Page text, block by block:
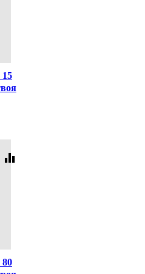
equalizer